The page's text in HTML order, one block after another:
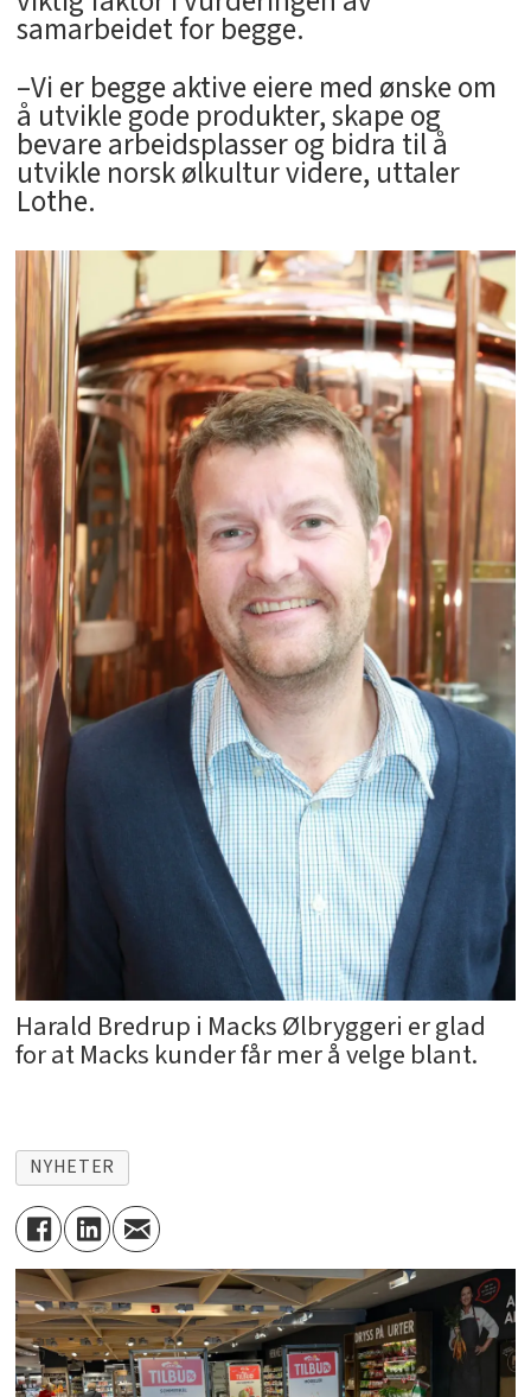
samarbeidet for begge.
–Vi er begge aktive eiere med ønske om
å utvikle gode produkter, skape og
bevare arbeidsplasser og bidra til å
utvikle norsk ølkultur videre, uttaler
Lothe.
Harald Bredrup i Macks Ølbryggeri er glad
for at Macks kunder får mer å velge blant.
NYHETER